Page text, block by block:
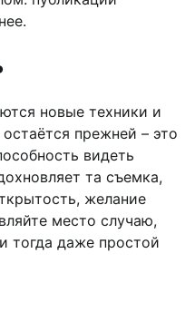
новые техники и
прежней – это
видеть
та съемка,
желание
место случаю,
тогда даже простой